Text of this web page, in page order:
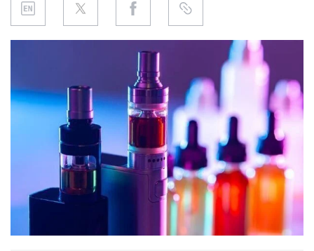
REGULACIÓN
EXPOSICIÓN
ENTREVISTA